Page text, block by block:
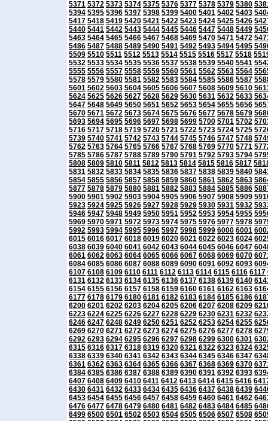
5371 5372 5373 5374 5375 5376 5377 5378 5379 5380
5394 5395 5396 5397 5398 5399 5400 5401 5402 5403
5417 5418 5419 5420 5421 5422 5423 5424 5425 5426
5440 5441 5442 5443 5444 5445 5446 5447 5448 5449
5463 5464 5465 5466 5467 5468 5469 5470 5471 5472
5486 5487 5488 5489 5490 5491 5492 5493 5494 5495
5509 5510 5511 5512 5513 5514 5515 5516 5517 5518
5532 5533 5534 5535 5536 5537 5538 5539 5540 5541
5555 5556 5557 5558 5559 5560 5561 5562 5563 5564
5578 5579 5580 5581 5582 5583 5584 5585 5586 5587
5601 5602 5603 5604 5605 5606 5607 5608 5609 5610
5624 5625 5626 5627 5628 5629 5630 5631 5632 5633
5647 5648 5649 5650 5651 5652 5653 5654 5655 5656
5670 5671 5672 5673 5674 5675 5676 5677 5678 5679
5693 5694 5695 5696 5697 5698 5699 5700 5701 5702
5716 5717 5718 5719 5720 5721 5722 5723 5724 5725
5739 5740 5741 5742 5743 5744 5745 5746 5747 5748
5762 5763 5764 5765 5766 5767 5768 5769 5770 5771
5785 5786 5787 5788 5789 5790 5791 5792 5793 5794
5808 5809 5810 5811 5812 5813 5814 5815 5816 5817
5831 5832 5833 5834 5835 5836 5837 5838 5839 5840
5854 5855 5856 5857 5858 5859 5860 5861 5862 5863
5877 5878 5879 5880 5881 5882 5883 5884 5885 5886
5900 5901 5902 5903 5904 5905 5906 5907 5908 5909
5923 5924 5925 5926 5927 5928 5929 5930 5931 5932
5946 5947 5948 5949 5950 5951 5952 5953 5954 5955
5969 5970 5971 5972 5973 5974 5975 5976 5977 5978
5992 5993 5994 5995 5996 5997 5998 5999 6000 6001
6015 6016 6017 6018 6019 6020 6021 6022 6023 6024
6038 6039 6040 6041 6042 6043 6044 6045 6046 6047
6061 6062 6063 6064 6065 6066 6067 6068 6069 6070
6084 6085 6086 6087 6088 6089 6090 6091 6092 6093
6107 6108 6109 6110 6111 6112 6113 6114 6115 6116 6117
6131 6132 6133 6134 6135 6136 6137 6138 6139 6140
6154 6155 6156 6157 6158 6159 6160 6161 6162 6163
6177 6178 6179 6180 6181 6182 6183 6184 6185 6186
6200 6201 6202 6203 6204 6205 6206 6207 6208 6209
6223 6224 6225 6226 6227 6228 6229 6230 6231 6232
6246 6247 6248 6249 6250 6251 6252 6253 6254 6255
6269 6270 6271 6272 6273 6274 6275 6276 6277 6278
6292 6293 6294 6295 6296 6297 6298 6299 6300 6301
6315 6316 6317 6318 6319 6320 6321 6322 6323 6324
6338 6339 6340 6341 6342 6343 6344 6345 6346 6347
6361 6362 6363 6364 6365 6366 6367 6368 6369 6370
6384 6385 6386 6387 6388 6389 6390 6391 6392 6393
6407 6408 6409 6410 6411 6412 6413 6414 6415 6416
6430 6431 6432 6433 6434 6435 6436 6437 6438 6439
6453 6454 6455 6456 6457 6458 6459 6460 6461 6462
6476 6477 6478 6479 6480 6481 6482 6483 6484 6485
6499 6500 6501 6502 6503 6504 6505 6506 6507 6508